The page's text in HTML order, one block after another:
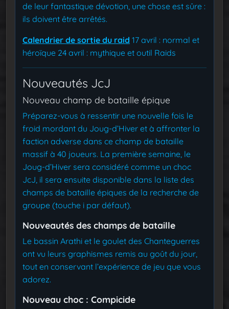
de leur fantastique dévotion, une chose est sûre :
ils doivent être arrêtés.
Calendrier de sortie du raid 17 avril : normal et
héroïque 24 avril : mythique et outil Raids
Nouveautés JcJ
Nouveau champ de bataille épique
Préparez-vous à ressentir une nouvelle fois le
froid mordant du Joug-d’Hiver et à affronter la
faction adverse dans ce champ de bataille
massif à 40 joueurs. La première semaine, le
Joug-d’Hiver sera considéré comme un choc
JcJ, il sera ensuite disponible dans la liste des
champs de bataille épiques de la recherche de
groupe (touche i par défaut).
Nouveautés des champs de bataille
Le bassin Arathi et le goulet des Chanteguerres
ont vu leurs graphismes remis au goût du jour,
tout en conservant l’expérience de jeu que vous
adorez.
Nouveau choc : Compicide